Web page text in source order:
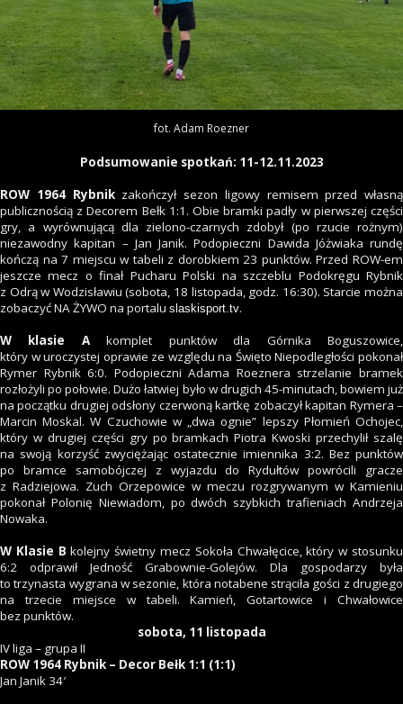
fot. Adam Roezner
Podsumowanie spotkań: 11-12.11.2023
ROW 1964 Rybnikzakończył sezon ligowy remisem przed własną
publicznością z Decorem Bełk 1:1. Obie bramki padły w pierwszej części
gry, a wyrównującą dla zielono-czarnych zdobył (po rzucie rożnym)
niezawodny kapitan – Jan Janik. Podopieczni Dawida Jóżwiaka rundę
kończą na 7 miejscu w tabeli z dorobkiem 23 punktów. Przed ROW-em
jeszcze mecz o finał Pucharu Polski na szczeblu Podokręgu Rybnik
z Odrą w Wodzisławiu (sobota, 18 listopada, godz. 16:30). Starcie można
zobaczyć NA ŻYWO na portalu slaskisport.tv.
W klasie Akomplet punktów dla Górnika Boguszowice,
który w uroczystej oprawie ze względu na Święto Niepodległości pokonał
Rymer Rybnik 6:0. Podopieczni Adama Roeznera strzelanie bramek
rozłożyli po połowie. Dużo łatwiej było w drugich 45-minutach, bowiem już
na początku drugiej odsłony czerwoną kartkę zobaczył kapitan Rymera –
Marcin Moskal. W Czuchowie w „dwa ognie” lepszy Płomień Ochojec,
który w drugiej części gry po bramkach Piotra Kwoski przechylił szalę
na swoją korzyść zwyciężając ostatecznie imiennika 3:2. Bez punktów
po bramce samobójczej z wyjazdu do Rydułtów powrócili gracze
z Radziejowa. Zuch Orzepowice w meczu rozgrywanym w Kamieniu
pokonał Polonię Niewiadom, po dwóch szybkich trafieniach Andrzeja
Nowaka.
W Klasie B kolejny świetny mecz Sokoła Chwałęcice, który w stosunku
6:2 odprawił Jedność Grabownie-Golejów. Dla gospodarzy była
to trzynasta wygrana w sezonie, która notabene strąciła gości z drugiego
na trzecie miejsce w tabeli. Kamień, Gotartowice i Chwałowice
bez punktów.
sobota, 11 listopada
IV liga – grupa II
ROW 1964 Rybnik – Decor Bełk 1:1 (1:1)
Jan Janik 34′